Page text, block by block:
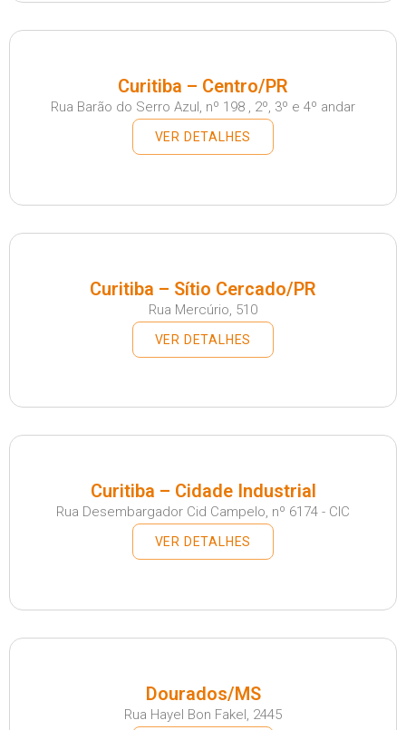
Curitiba – Centro/PR
Rua Barão do Serro Azul, nº 198 , 2º, 3º e 4º andar
VER DETALHES
Curitiba – Sítio Cercado/PR
Rua Mercúrio, 510
VER DETALHES
Curitiba – Cidade Industrial
Rua Desembargador Cid Campelo, nº 6174 - CIC
VER DETALHES
Dourados/MS
Rua Hayel Bon Fakel, 2445